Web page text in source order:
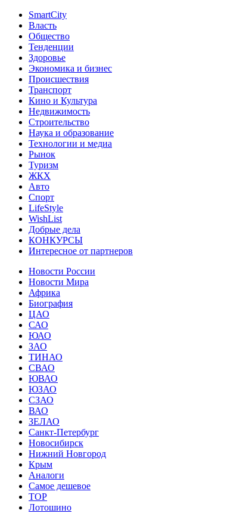
SmartCity
Власть
Общество
Тенденции
Здоровье
Экономика и бизнес
Происшествия
Транспорт
Кино и Культура
Недвижимость
Строительство
Наука и образование
Технологии и медиа
Рынок
Туризм
ЖКХ
Авто
Спорт
LifeStyle
WishList
Добрые дела
КОНКУРСЫ
Интересное от партнеров
Новости России
Новости Мира
Африка
Биография
ЦАО
САО
ЮАО
ЗАО
ТИНАО
СВАО
ЮВАО
ЮЗАО
СЗАО
ВАО
ЗЕЛАО
Санкт-Петербург
Новосибирск
Нижний Новгород
Крым
Аналоги
Самое дешевое
TOP
Лотошино